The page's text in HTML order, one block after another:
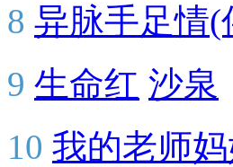
8 异脉手足情(
9 生命红 沙泉
10 我的老师